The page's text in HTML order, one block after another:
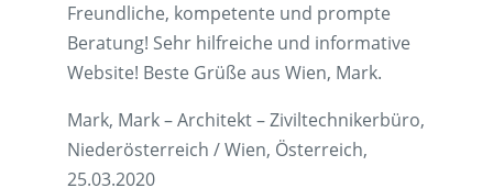
Freundliche, kompetente und prompte
Beratung! Sehr hilfreiche und informative
Website! Beste Grüße aus Wien, Mark.
Mark, Mark – Architekt – Ziviltechnikerbüro,
Niederösterreich / Wien, Österreich,
25.03.2020